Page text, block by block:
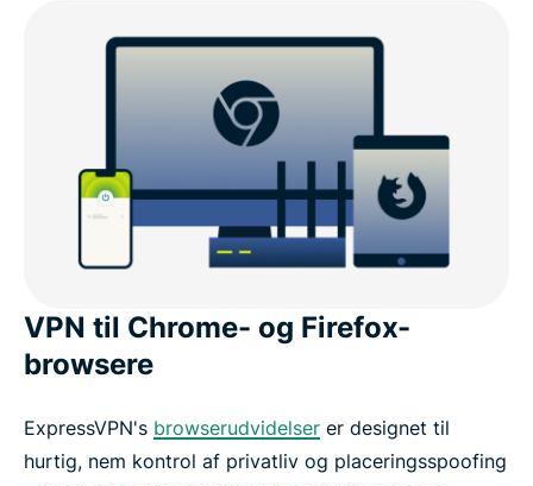
VPN til Chrome- og Firefox-
browsere
ExpressVPN's browserudvidelser er designet til
hurtig, nem kontrol af privatliv og placeringsspoofing